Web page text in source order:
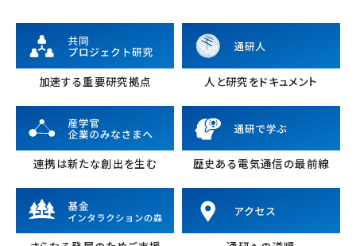
加速する重要研究拠点 人と研究をドキュメント
連携は新たな創出を生む 歴史ある電気通信の最前線